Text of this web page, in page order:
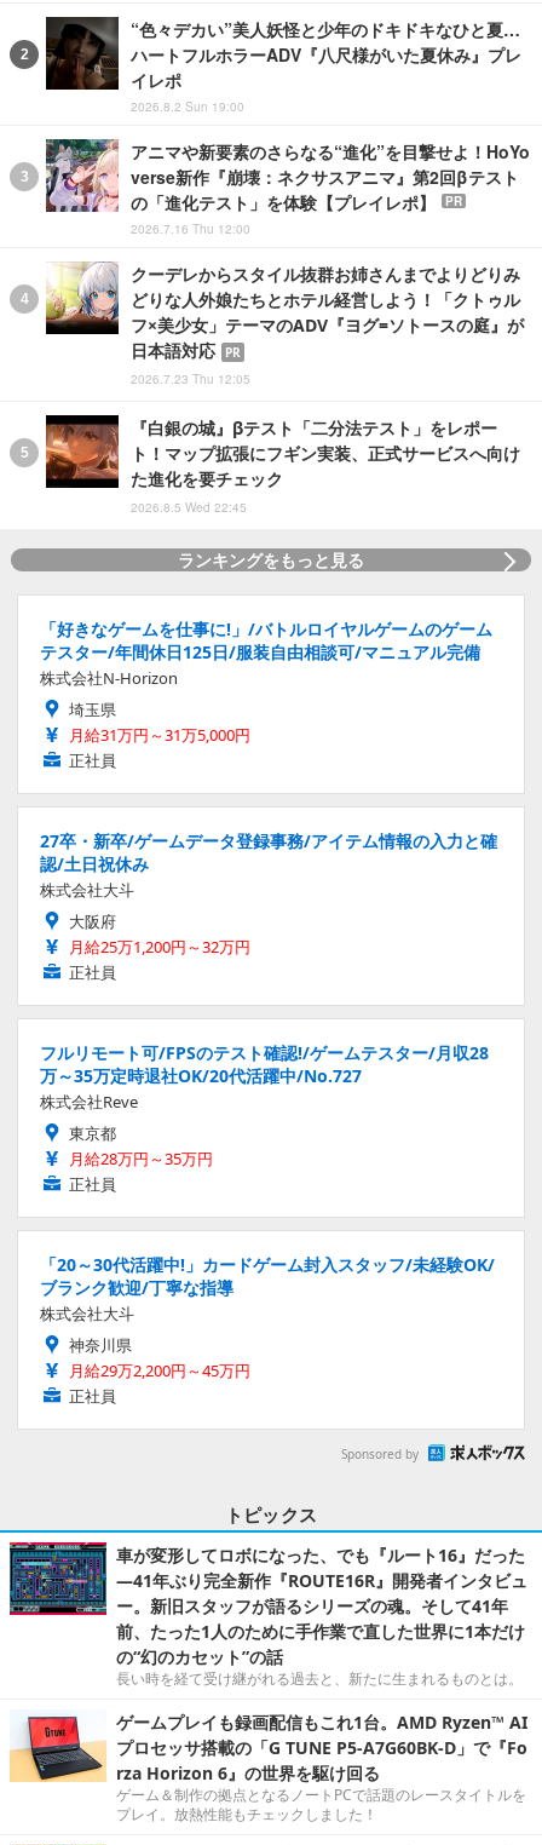
“色々デカい”美人妖怪と少年のドキドキなひと夏…
ハートフルホラーADV『八尺様がいた夏休み』プレ
イレポ
2026.8.2 Sun 19:00
アニマや新要素のさらなる“進化”を目撃せよ！HoYo
verse新作『崩壊：ネクサスアニマ』第2回βテスト
の「進化テスト」を体験【プレイレポ】
PR
2026.7.16 Thu 12:00
クーデレからスタイル抜群お姉さんまでよりどりみ
どりな人外娘たちとホテル経営しよう！「クトゥル
フ×美少女」テーマのADV『ヨグ=ソトースの庭』が
日本語対応
PR
2026.7.23 Thu 12:05
『白銀の城』βテスト「二分法テスト」をレポー
ト！マップ拡張にフギン実装、正式サービスへ向け
た進化を要チェック
2026.8.5 Wed 22:45
ランキングをもっと見る
「好きなゲームを仕事に!」/バトルロイヤルゲームのゲーム
テスター/年間休日125日/服装自由相談可/マニュアル完備
株式会社N-Horizon
埼玉県
月給31万円～31万5,000円
正社員
27卒・新卒/ゲームデータ登録事務/アイテム情報の入力と確
認/土日祝休み
株式会社大斗
大阪府
月給25万1,200円～32万円
正社員
フルリモート可/FPSのテスト確認!/ゲームテスター/月収28
万～35万定時退社OK/20代活躍中/No.727
株式会社Reve
東京都
月給28万円～35万円
正社員
「20～30代活躍中!」カードゲーム封入スタッフ/未経験OK/
ブランク歓迎/丁寧な指導
株式会社大斗
神奈川県
月給29万2,200円～45万円
正社員
Sponsored by
トピックス
車が変形してロボになった、でも『ルート16』だった
―41年ぶり完全新作『ROUTE16R』開発者インタビュ
ー。新旧スタッフが語るシリーズの魂。そして41年
前、たった1人のために手作業で直した世界に1本だけ
の“幻のカセット”の話
長い時を経て受け継がれる過去と、新たに生まれるものとは。
ゲームプレイも録画配信もこれ1台。AMD Ryzen™ AI
プロセッサ搭載の「G TUNE P5-A7G60BK-D」で『Fo
rza Horizon 6』の世界を駆け回る
ゲーム＆制作の拠点となるノートPCで話題のレースタイトルを
プレイ。放熱性能もチェックしました！